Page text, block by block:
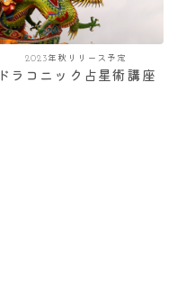
2023年秋リリース予定
ドラコニック占星術講座